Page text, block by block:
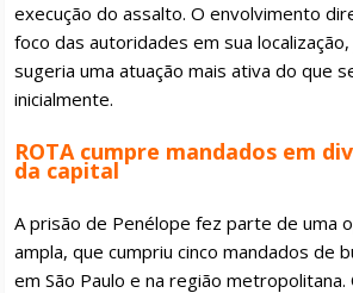
execução do assalto. O envolvimento
foco das autoridades em sua
sugeria uma atuação mais ativa do que
inicialmente.
ROTA cumpre mandados em
da capital
A prisão de Penélope fez parte de uma
ampla, que cumpriu cinco mandados de
em São Paulo e na região